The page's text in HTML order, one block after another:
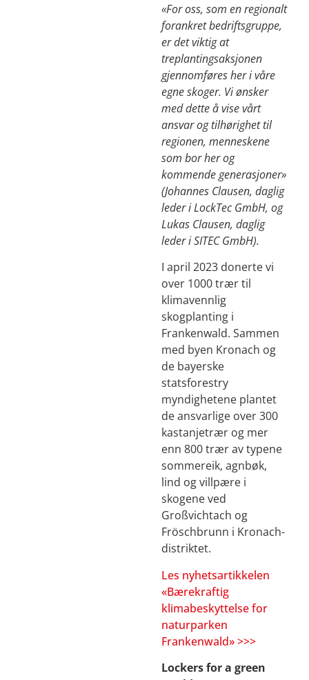
«For oss, som en regionalt
forankret bedriftsgruppe,
er det viktig at
treplantingsaksjonen
gjennomføres her i våre
egne skoger. Vi ønsker
med dette å vise vårt
ansvar og tilhørighet til
regionen, menneskene
som bor her og
kommende generasjoner»
(Johannes Clausen, daglig
leder i LockTec GmbH, og
Lukas Clausen, daglig
leder i SITEC GmbH).
I april 2023 donerte vi
over 1000 trær til
klimavennlig
skogplanting i
Frankenwald. Sammen
med byen Kronach og
de bayerske
statsforestry
myndighetene plantet
de ansvarlige over 300
kastanjetrær og mer
enn 800 trær av typene
sommereik, agnbøk,
lind og villpære i
skogene ved
Großvichtach og
Fröschbrunn i Kronach-
distriktet.
Les nyhetsartikkelen
«Bærekraftig
klimabeskyttelse for
naturparken
Frankenwald» >>>
Lockers for a green